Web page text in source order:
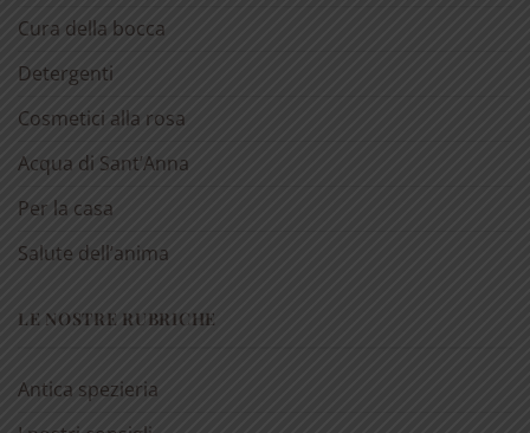
Cura della bocca
Detergenti
Cosmetici alla rosa
Acqua di Sant’Anna
Per la casa
Salute dell’anima
LE NOSTRE RUBRICHE
Antica spezieria